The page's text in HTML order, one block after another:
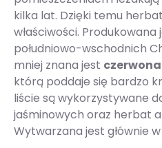
kilka lat. Dzięki temu
właściwości. Produkowana
południowo-wschodnich
mniej znana jest
którą poddaje się bardzo
liście są wykorzystywane
jaśminowych oraz herbat
Wytwarzana jest głównie